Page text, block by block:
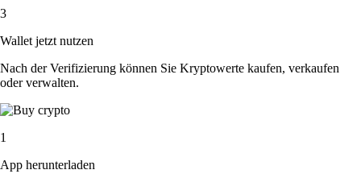
3
Wallet jetzt nutzen
Nach der Verifizierung können Sie Kryptowerte kaufen, verkaufen
oder verwalten.
1
App herunterladen